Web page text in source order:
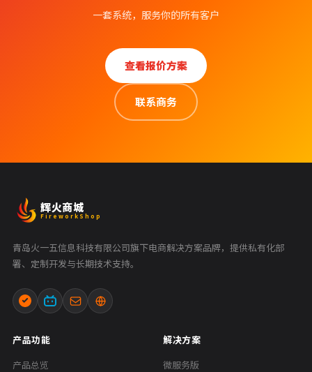
一套系统，服务你的所有客户
查看报价方案
联系商务
辉火商城
FireworkShop
青岛火一五信息科技有限公司旗下电商解决方案品牌，提供私有化部
署、定制开发与长期技术支持。
产品功能
产品总览
解决方案
微服务版